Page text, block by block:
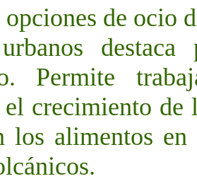
opciones de ocio
Permite
el crecimiento de
los alimentos